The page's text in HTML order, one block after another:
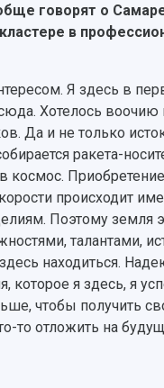
говорят о
в
Я здесь в
Хотелось воочию
Да и не только
ракета-
космос.
происходит
Поэтому земля
талантами,
находиться.
которое я здесь, я
чтобы получить
то отложить на